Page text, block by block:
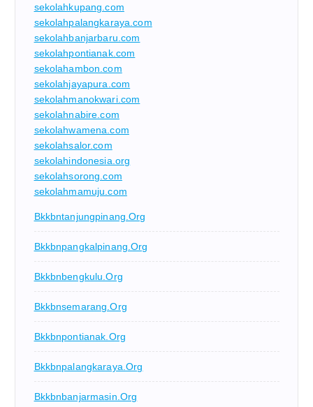
sekolahkupang.com
sekolahpalangkaraya.com
sekolahbanjarbaru.com
sekolahpontianak.com
sekolahambon.com
sekolahjayapura.com
sekolahmanokwari.com
sekolahnabire.com
sekolahwamena.com
sekolahsalor.com
sekolahindonesia.org
sekolahsorong.com
sekolahmamuju.com
Bkkbntanjungpinang.org
Bkkbnpangkalpinang.org
Bkkbnbengkulu.org
Bkkbnsemarang.org
Bkkbnpontianak.org
Bkkbnpalangkaraya.org
Bkkbnbanjarmasin.org